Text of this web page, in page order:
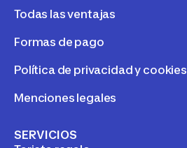
Todas las ventajas
Formas de pago
Política de privacidad y cookies
Menciones legales
SERVICIOS